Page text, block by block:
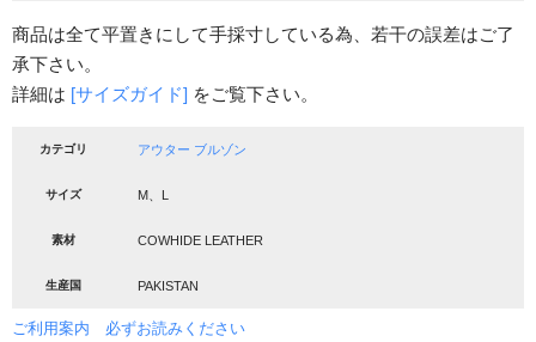
商品は全て平置きにして手採寸している為、若干の誤差はご了
承下さい。
詳細は [サイズガイド] をご覧下さい。
カテゴリ アウター ブルゾン
サイズ M、L
素材 COWHIDE LEATHER
生産国 PAKISTAN
ご利用案内 必ずお読みください